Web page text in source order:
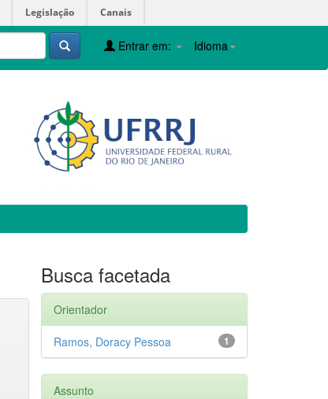
Legislação Canais
Idioma
Entrar em:
Busca facetada
Orientador
1
Ramos, Doracy Pessoa
Assunto